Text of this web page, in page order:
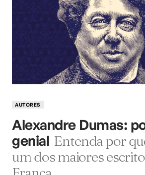
AUTORES
Alexandre Dumas:
genial Entenda por
um dos maiores